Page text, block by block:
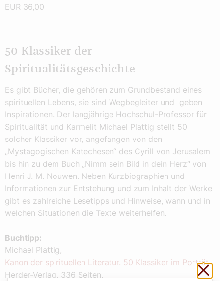
EUR 36,00
50 Klassiker der
Spiritualitätsgeschichte
Es gibt Bücher, die gehören zum Grundbestand eines
spirituellen Lebens, sie sind Wegbegleiter und geben
Inspirationen. Der langjährige Hochschul-Professor für
Spiritualität und Karmelit Michael Plattig stellt 50
solcher Klassiker vor, angefangen von den
„Mystagogischen Katechesen“ des Cyrill von Jerusalem
bis hin zu dem Buch „Nimm sein Bild in dein Herz“ von
Henri J. M. Nouwen. Neben Kurzbiographien und
Informationen zur Entstehung und zum Inhalt der Werke
gibt es zahlreiche Lesetipps und Hinweise, wann und in
welchen Situationen die Texte weiterhelfen.
Buchtipp:
Michael Plattig,
Kanon der spirituellen Literatur. 50 Klassiker im Porträt
Herder-Verlag, 336 Seiten,